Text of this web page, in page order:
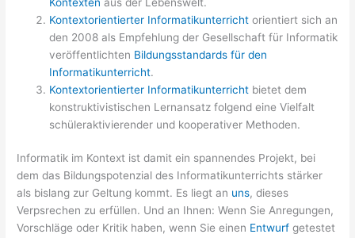
Kontextorientierter Informatikunterricht orientiert sich an
den 2008 als Empfehlung der Gesellschaft für Informatik
veröffentlichten Bildungsstandards für den
Informatikunterricht.
Kontextorientierter Informatikunterricht bietet dem
konstruktivistischen Lernansatz folgend eine Vielfalt
schüleraktivierender und kooperativer Methoden.
Informatik im Kontext ist damit ein spannendes Projekt, bei
dem das Bildungspotenzial des Informatikunterrichts stärker
als bislang zur Geltung kommt. Es liegt an uns, dieses
Verpsrechen zu erfüllen. Und an Ihnen: Wenn Sie Anregungen,
Vorschläge oder Kritik haben, wenn Sie einen Entwurf getestet